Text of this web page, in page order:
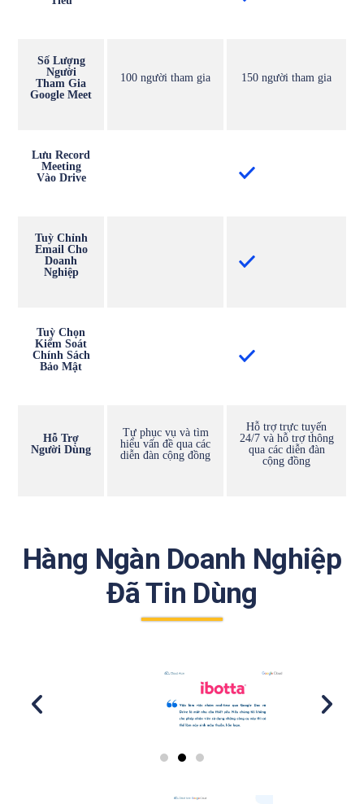
Số Lượng
Người
Tham Gia
Google Meet
100 người tham gia 150 người tham gia
Lưu Record
Meeting
Vào Drive
Tuỳ Chỉnh
Email Cho
Doanh
Nghiệp
Tuỳ Chọn
Kiểm Soát
Chính Sách
Bảo Mật
Hỗ Trợ
Người Dùng
Tự phục vụ và tìm
hiểu vấn đề qua các
diễn đàn cộng đồng
Hỗ trợ trực tuyến
24/7 và hỗ trợ thông
qua các diễn đàn
cộng đồng
Hàng Ngàn Doanh Nghiệp
Đã Tin Dùng